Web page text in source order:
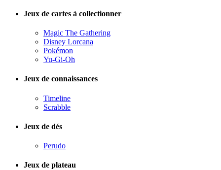
Jeux de cartes à collectionner
Magic The Gathering
Disney Lorcana
Pokémon
Yu-Gi-Oh
Jeux de connaissances
Timeline
Scrabble
Jeux de dés
Perudo
Jeux de plateau